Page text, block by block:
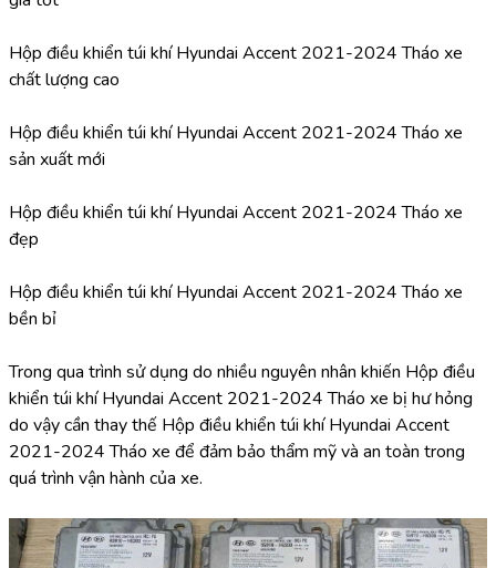
Hộp điều khiển túi khí Hyundai Accent 2021-2024 Tháo xe
chất lượng cao
Hộp điều khiển túi khí Hyundai Accent 2021-2024 Tháo xe
sản xuất mới
Hộp điều khiển túi khí Hyundai Accent 2021-2024 Tháo xe
đẹp
Hộp điều khiển túi khí Hyundai Accent 2021-2024 Tháo xe
bền bỉ
Trong qua trình sử dụng do nhiều nguyên nhân khiến Hộp điều
khiển túi khí Hyundai Accent 2021-2024 Tháo xe bị hư hỏng
do vậy cần thay thế Hộp điều khiển túi khí Hyundai Accent
2021-2024 Tháo xe để đảm bảo thẩm mỹ và an toàn trong
quá trình vận hành của xe.